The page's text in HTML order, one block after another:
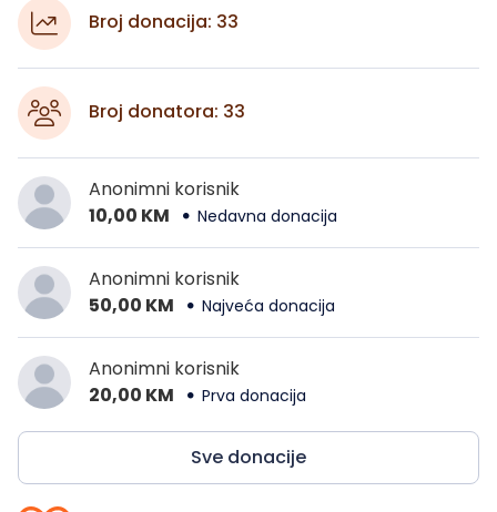
Broj donacija: 33
Broj donatora: 33
Anonimni korisnik
10,00 KM
Nedavna donacija
Anonimni korisnik
50,00 KM
Najveća donacija
Anonimni korisnik
20,00 KM
Prva donacija
Sve donacije